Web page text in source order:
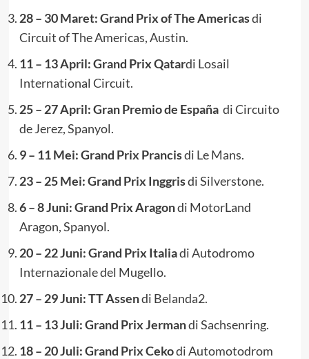
28 – 30 Maret: Grand Prix of The Americasdi
Circuit of The Americas, Austin.
11 – 13 April: Grand Prix Qatardi Losail
International Circuit.
25 – 27 April: Gran Premio de España di Circuito
de Jerez, Spanyol.
9 – 11 Mei: Grand Prix Prancisdi Le Mans.
23 – 25 Mei: Grand Prix Inggrisdi Silverstone.
6 – 8 Juni: Grand Prix Aragondi MotorLand
Aragon, Spanyol.
20 – 22 Juni: Grand Prix Italiadi Autodromo
Internazionale del Mugello.
27 – 29 Juni: TT Assendi Belanda2.
11 – 13 Juli: Grand Prix Jermandi Sachsenring.
18 – 20 Juli: Grand Prix Cekodi Automotodrom